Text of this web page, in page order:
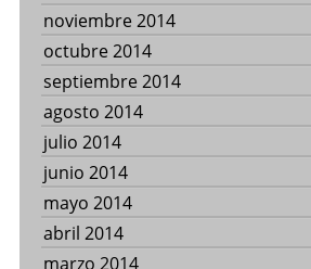
noviembre 2014
octubre 2014
septiembre 2014
agosto 2014
julio 2014
junio 2014
mayo 2014
abril 2014
marzo 2014